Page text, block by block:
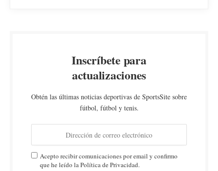
Inscríbete para
actualizaciones
Obtén las últimas noticias deportivas de SportsSite sobre
fútbol, fútbol y tenis.
Acepto recibir comunicaciones por email y confirmo
que he leído la Política de Privacidad.